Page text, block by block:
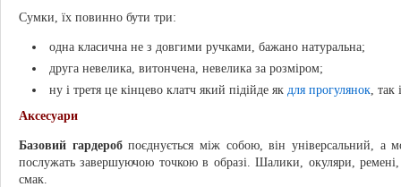
Сумки, їх повинно бути три:
одна класична не з довгими ручками, бажано натуральна;
друга невелика, витончена, невелика за розміром;
ну і третя це кінцево клатч який підійде як для прогулянок, так
Аксесуари
Базовий гардеробпоєднується між собою, він універсальний, а
послужать завершуючою точкою в образі. Шалики, окуляри,
смак.